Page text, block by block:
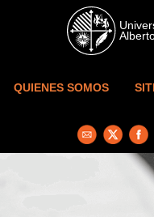
Skip to main content
QUIENES SOMOS